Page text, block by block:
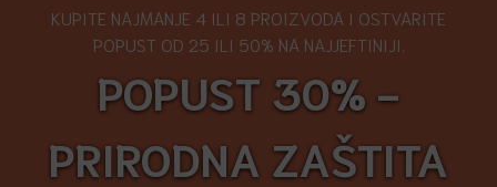
KUPITE NAJMANJE 4 ILI 8 PROIZVODA I OSTVARITE
POPUST OD 25 ILI 50% NA NAJJEFTINIJI.
POPUST 30% -
PRIRODNA ZAŠTITA